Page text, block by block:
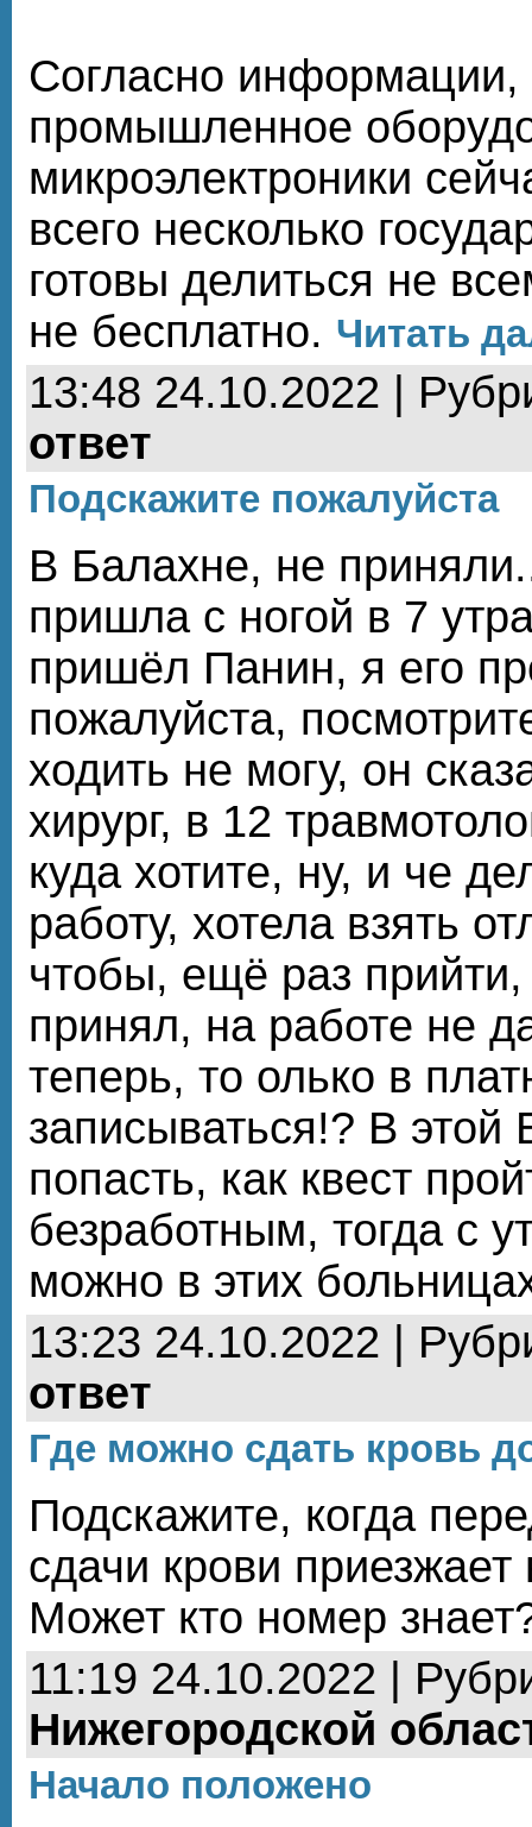
Согласно информации,
промышленное
микроэлектроники
всего несколько
готовы делиться не
не бесплатно. Читать
13:48 24.10.2022 |
ответ
Подскажите пожалуйста
В Балахне, не
пришла с ногой в 7
пришёл Панин, я его
пожалуйста,
ходить не могу, он
хирург, в 12
куда хотите, ну, и че
работу, хотела взять
чтобы, ещё раз прийти,
принял, на работе не
теперь, то олько в
записываться!? В этой
попасть, как квест
безработным, тогда с
можно в этих
13:23 24.10.2022 |
ответ
Где можно сдать кровь
Подскажите, когда
сдачи крови
Может кто номер
11:19 24.10.2022 |
Нижегородской
Начало положено